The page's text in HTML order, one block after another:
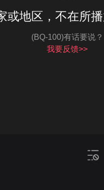
或地区，不在所
(BQ-100)有话要说？
我要反馈>>